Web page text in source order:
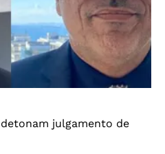
julgamento de